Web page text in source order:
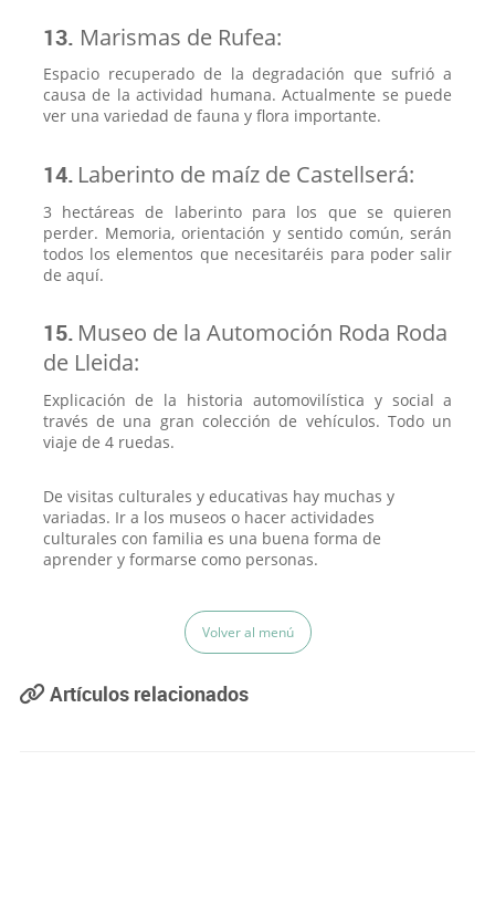
13. Marismas de Rufea:
Espacio recuperado de la degradación que sufrió a
causa de la actividad humana. Actualmente se puede
ver una variedad de fauna y flora importante.
14. Laberinto de maíz de Castellserá:
3 hectáreas de laberinto para los que se quieren
perder. Memoria, orientación y sentido común, serán
todos los elementos que necesitaréis para poder salir
de aquí.
15. Museo de la Automoción Roda Roda
de Lleida:
Explicación de la historia automovilística y social a
través de una gran colección de vehículos. Todo un
viaje de 4 ruedas.
De visitas culturales y educativas hay muchas y
variadas. Ir a los museos o hacer actividades
culturales con familia es una buena forma de
aprender y formarse como personas.
Volver al menú
Artículos relacionados